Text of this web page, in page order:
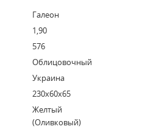
Галеон
1,90
576
Облицовочный
Украина
230х60х65
Желтый
(оливковый)